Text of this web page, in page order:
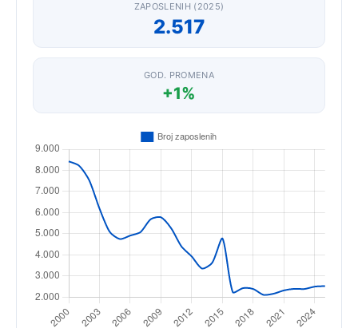
ZAPOSLENIH (2025)
2.517
GOD. PROMENA
+1%